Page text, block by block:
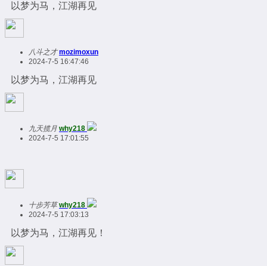
以梦为马，江湖再见
八斗之才 mozimoxun
2024-7-5 16:47:46
以梦为马，江湖再见
九天揽月 why218
2024-7-5 17:01:55
十步芳草 why218
2024-7-5 17:03:13
以梦为马，江湖再见！